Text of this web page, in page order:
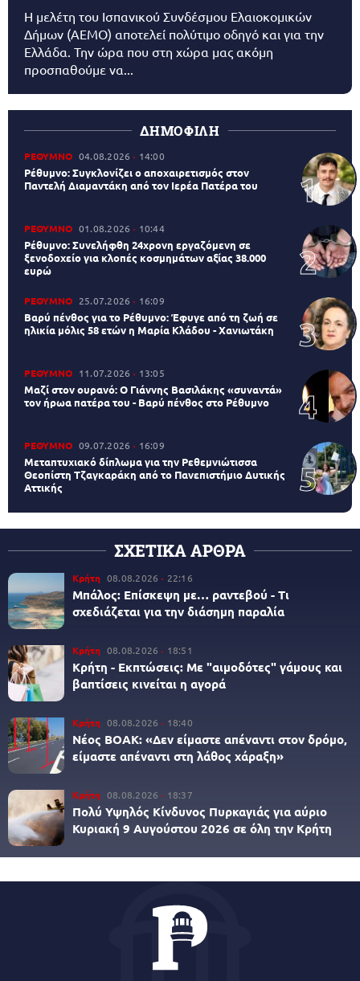
Η μελέτη του Ισπανικού Συνδέσμου Ελαιοκομικών
Δήμων (AEMO) αποτελεί πολύτιμο οδηγό και για την
Ελλάδα. Την ώρα που στη χώρα μας ακόμη
προσπαθούμε να...
ΔΗΜΟΦΙΛΗ
ΡΕΘΥΜΝΟ 04.08.2026 14:00
Ρέθυμνο: Συγκλονίζει ο αποχαιρετισμός στον
Παντελή Διαμαντάκη από τον Ιερέα Πατέρα του
ΡΕΘΥΜΝΟ 01.08.2026 10:44
Ρέθυμνο: Συνελήφθη 24χρονη εργαζόμενη σε
ξενοδοχείο για κλοπές κοσμημάτων αξίας 38.000
ευρώ
ΡΕΘΥΜΝΟ 25.07.2026 16:09
Βαρύ πένθος για το Ρέθυμνο: Έφυγε από τη ζωή σε
ηλικία μόλις 58 ετών η Μαρία Κλάδου - Χανιωτάκη
ΡΕΘΥΜΝΟ 11.07.2026 13:05
Μαζί στον ουρανό: Ο Γιάννης Βασιλάκης «συναντά»
τον ήρωα πατέρα του - Βαρύ πένθος στο Ρέθυμνο
ΡΕΘΥΜΝΟ 09.07.2026 16:09
Μεταπτυχιακό δίπλωμα για την Ρεθεμνιώτισσα
Θεοπίστη Τζαγκαράκη από το Πανεπιστήμιο Δυτικής
Αττικής
ΣΧΕΤΙΚΑ ΑΡΘΡΑ
Κρήτη 08.08.2026 22:16
Μπάλος: Επίσκεψη με… ραντεβού - Τι
σχεδιάζεται για την διάσημη παραλία
Κρήτη 08.08.2026 18:51
Κρήτη - Εκπτώσεις: Με "αιμοδότες" γάμους και
βαπτίσεις κινείται η αγορά
Κρήτη 08.08.2026 18:40
Νέος ΒΟΑΚ: «Δεν είμαστε απέναντι στον δρόμο,
είμαστε απέναντι στη λάθος χάραξη»
Κρήτη 08.08.2026 18:37
Πολύ Υψηλός Κίνδυνος Πυρκαγιάς για αύριο
Κυριακή 9 Αυγούστου 2026 σε όλη την Κρήτη